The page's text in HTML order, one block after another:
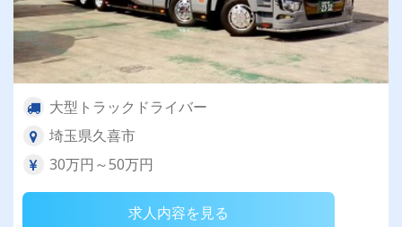
大型トラックドライバー
埼玉県久喜市
30万円～50万円
求人内容を見る